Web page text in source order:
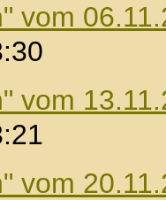
vom
vom
vom